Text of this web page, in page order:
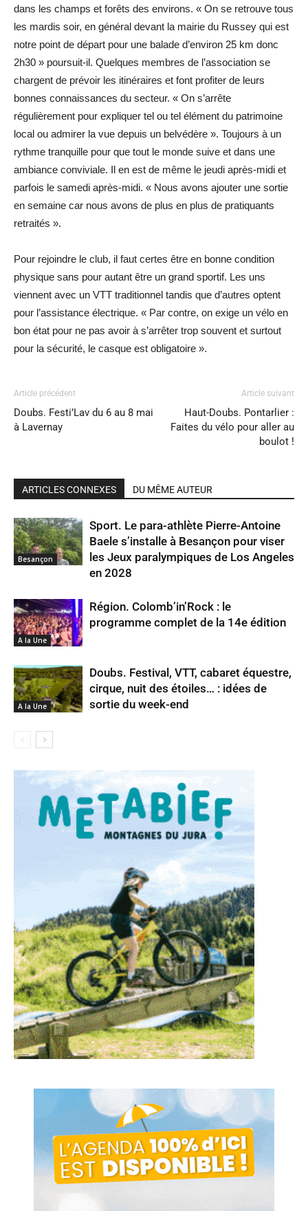
dans les champs et forêts des environs. « On se retrouve tous
les mardis soir, en général devant la mairie du Russey qui est
notre point de départ pour une balade d’environ 25 km donc
2h30 » poursuit-il. Quelques membres de l’association se
chargent de prévoir les itinéraires et font profiter de leurs
bonnes connaissances du secteur. « On s’arrête
régulièrement pour expliquer tel ou tel élément du patrimoine
local ou admirer la vue depuis un belvédère ». Toujours à un
rythme tranquille pour que tout le monde suive et dans une
ambiance conviviale. Il en est de même le jeudi après-midi et
parfois le samedi après-midi. « Nous avons ajouter une sortie
en semaine car nous avons de plus en plus de pratiquants
retraités ».
Pour rejoindre le club, il faut certes être en bonne condition
physique sans pour autant être un grand sportif. Les uns
viennent avec un VTT traditionnel tandis que d’autres optent
pour l’assistance électrique. « Par contre, on exige un vélo en
bon état pour ne pas avoir à s’arrêter trop souvent et surtout
pour la sécurité, le casque est obligatoire ».
Article précédent
Doubs. Festi’Lav du 6 au 8 mai
à Lavernay
Article suivant
Haut-Doubs. Pontarlier :
Faites du vélo pour aller au
boulot !
ARTICLES CONNEXES DU MÊME AUTEUR
Besançon
Sport. Le para-athlète Pierre-Antoine
Baele s’installe à Besançon pour viser
les Jeux paralympiques de Los Angeles
en 2028
A la Une
Région. Colomb’in’Rock : le
programme complet de la 14e édition
A la Une
Doubs. Festival, VTT, cabaret équestre,
cirque, nuit des étoiles… : idées de
sortie du week-end